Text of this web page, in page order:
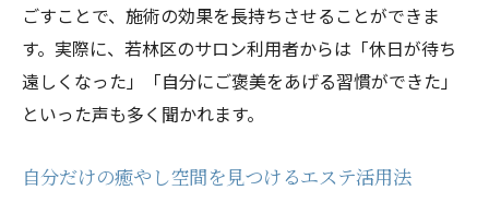
ごすことで、施術の効果を長持ちさせることができま
す。実際に、若林区のサロン利用者からは「休日が待ち
遠しくなった」「自分にご褒美をあげる習慣ができた」
といった声も多く聞かれます。
自分だけの癒やし空間を見つけるエステ活用法